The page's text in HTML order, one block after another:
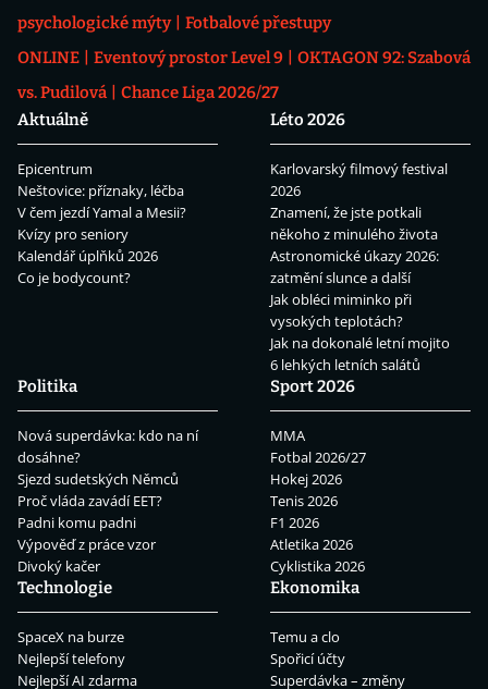
psychologické mýty
Fotbalové přestupy
ONLINE
Eventový prostor Level 9
OKTAGON 92: Szabová
vs. Pudilová
Chance Liga 2026/27
Aktuálně
Epicentrum
Neštovice: příznaky, léčba
V čem jezdí Yamal a Mesii?
Kvízy pro seniory
Kalendář úplňků 2026
Co je bodycount?
Léto 2026
Karlovarský filmový festival
2026
Znamení, že jste potkali
někoho z minulého života
Astronomické úkazy 2026:
zatmění slunce a další
Jak obléci miminko při
vysokých teplotách?
Jak na dokonalé letní mojito
6 lehkých letních salátů
Politika
Nová superdávka: kdo na ní
dosáhne?
Sjezd sudetských Němců
Proč vláda zavádí EET?
Padni komu padni
Výpověď z práce vzor
Divoký kačer
Sport 2026
MMA
Fotbal 2026/27
Hokej 2026
Tenis 2026
F1 2026
Atletika 2026
Cyklistika 2026
Technologie
SpaceX na burze
Nejlepší telefony
Nejlepší AI zdarma
Ekonomika
Temu a clo
Spořicí účty
Superdávka – změny